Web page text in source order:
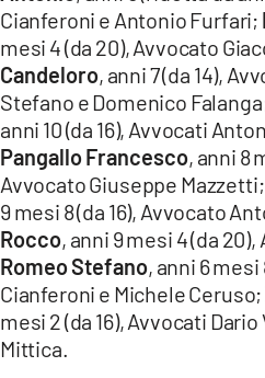
Cianferoni e Antonio Furfari;
mesi 4 (da 20), Avvocato
Candeloro, anni 7 (da 14),
Stefano e Domenico
anni 10 (da 16), Avvocati
Pangallo Francesco, anni 8
Avvocato Giuseppe Mazzetti;
9 mesi 8 (da 16), Avvocato
Rocco, anni 9 mesi 4 (da
Romeo Stefano, anni 6 mesi
Cianferoni e Michele Ceruso;
mesi 2 (da 16), Avvocati
Mittica.